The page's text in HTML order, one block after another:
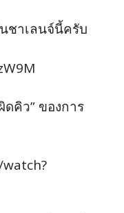
ชาเลนจ์นี้ครับ
คิว” ของการ